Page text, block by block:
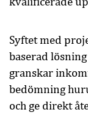
Syftet med
baserad
granskar
bedömning
och ge direkt